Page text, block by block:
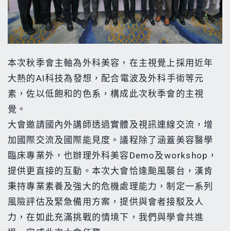
本次秋季會主軸為外科美容，在主視覺上採用近年
大熱的AI科技為發想，配合電波及外科手術等元
素，佐以低飽和的色系，構成此次秋季會的主視
覺。
大會邀請國內外講師透過實體及視訊連線交流，增
加國際交流及國際能見度。議程除了涵蓋美容醫學
臨床專業外，也辦理外科美容Demo及workshop，
提供更直接的互動。本次大會恰逢颱風襲台，漢肯
秉持專業素養及強大的危機處理能力，制定一系列
風險評估及緊急備用方案，提供與會者接駁及人
力，在如此充滿挑戰的情境下，我們與學會共進